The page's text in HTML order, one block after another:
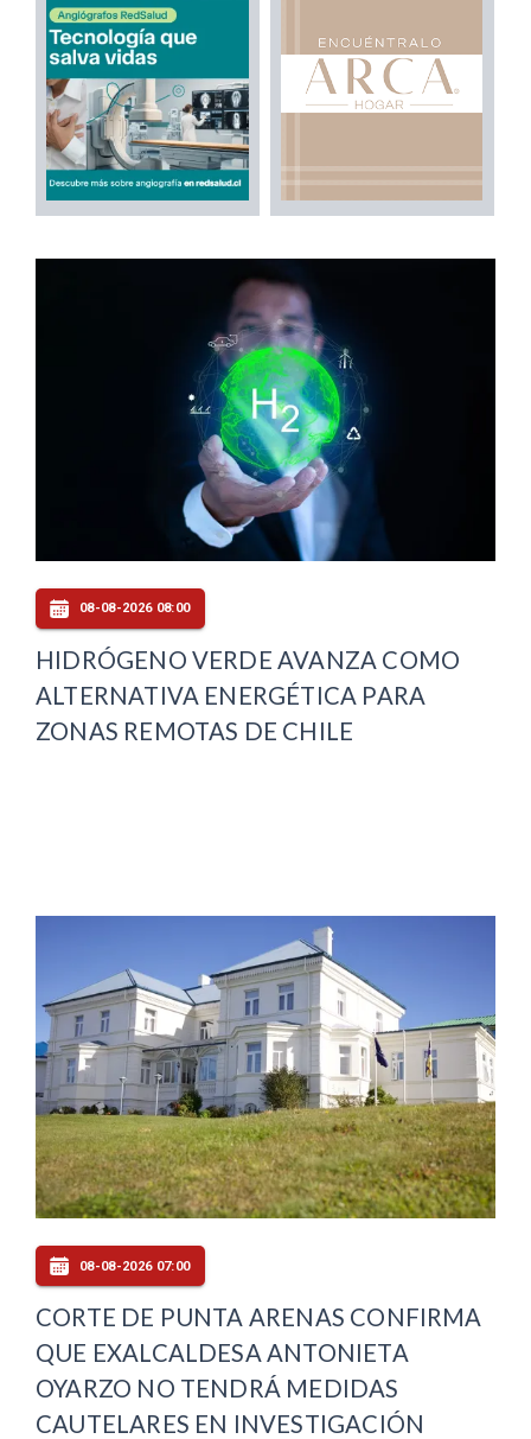
08-08-2026 08:00
HIDRÓGENO VERDE AVANZA COMO
ALTERNATIVA ENERGÉTICA PARA
ZONAS REMOTAS DE CHILE
08-08-2026 07:00
CORTE DE PUNTA ARENAS CONFIRMA
QUE EXALCALDESA ANTONIETA
OYARZO NO TENDRÁ MEDIDAS
CAUTELARES EN INVESTIGACIÓN